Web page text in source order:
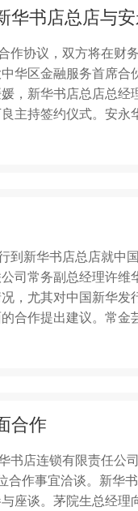
华书店总店与
协议，双方将在财
华区金融服务首席
新华书店总店总经
主持签约仪式。安永
新华书店总店就中
司常务副总经理许
，尤其对中国新华
合作提出建议。常金
合作
店连锁有限责任公
作事宜洽谈。新华
座谈。茅院生总经